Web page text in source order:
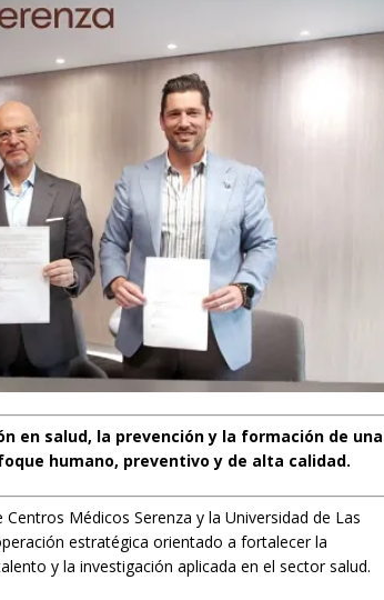
en salud, la prevención y la formación de una
humano, preventivo y de alta calidad.
Médicos Serenza y la Universidad de Las
estratégica orientado a fortalecer la
y la investigación aplicada en el sector salud.